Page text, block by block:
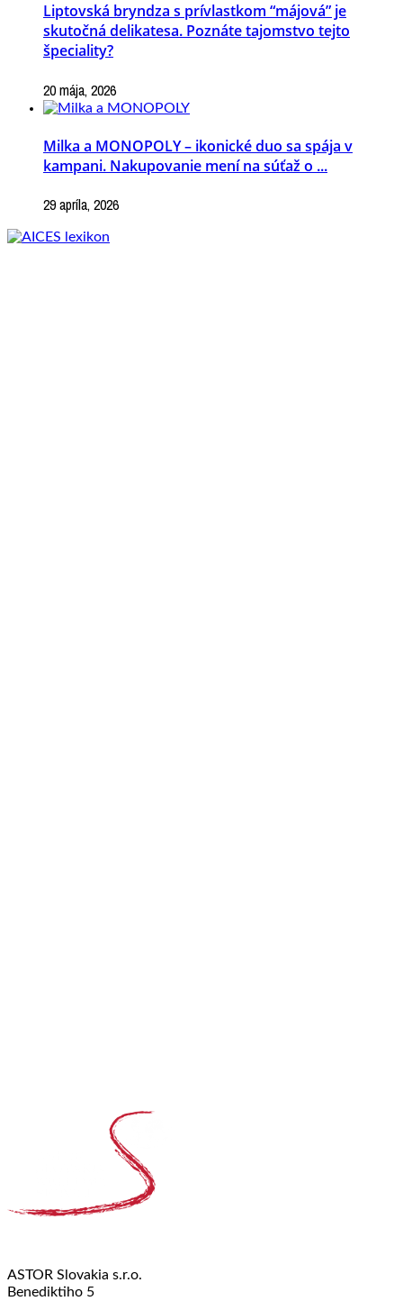
Liptovská bryndza s prívlastkom “májová” je
skutočná delikatesa. Poznáte tajomstvo tejto
špeciality?
20 mája, 2026
Milka a MONOPOLY – ikonické duo sa spája v
kampani. Nakupovanie mení na súťaž o ...
29 apríla, 2026
ASTOR Slovakia s.r.o.
Benediktiho 5